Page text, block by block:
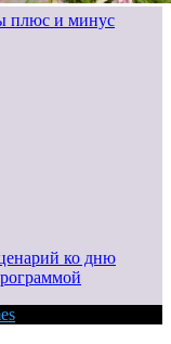
плюс и минус
ко дню